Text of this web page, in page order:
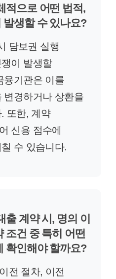
적으로 어떤 법적,
생할 수 있나요?
담보권 실행
이 발생할
융기관은 이를
변경하거나 상환을
또한, 계약
신용 점수에
수 있습니다.
출 계약 시, 명의 이
조건 중 특히 어떤
확인해야 할까요?
전 절차, 이전